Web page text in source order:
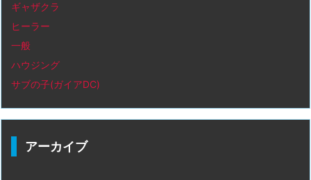
ギャザクラ
ヒーラー
一般
ハウジング
サブの子(ガイアDC)
アーカイブ